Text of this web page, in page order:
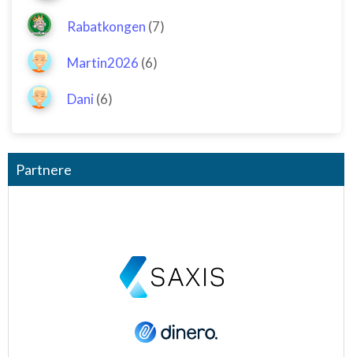
Rabatkongen (7)
Martin2026 (6)
Dani (6)
Partnere